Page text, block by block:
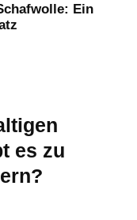
Ein
es zu